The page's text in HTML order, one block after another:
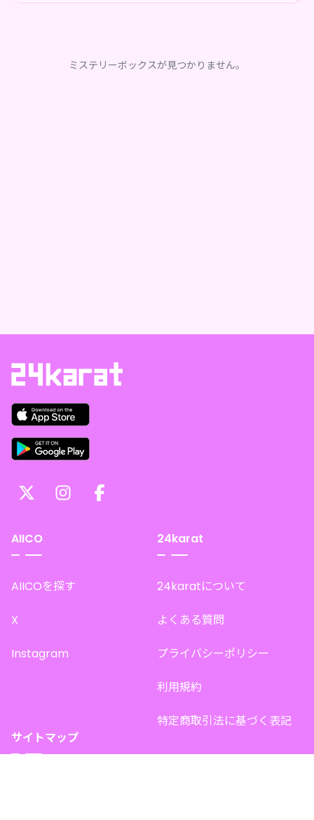
ミステリーボックスが見つかりません。
AIICO
AIICOを探す
X
Instagram
24karat
24karatについて
よくある質問
プライバシーポリシー
利用規約
特定商取引法に基づく表記
サイトマップ